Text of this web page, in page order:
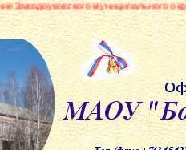
муниципального округа